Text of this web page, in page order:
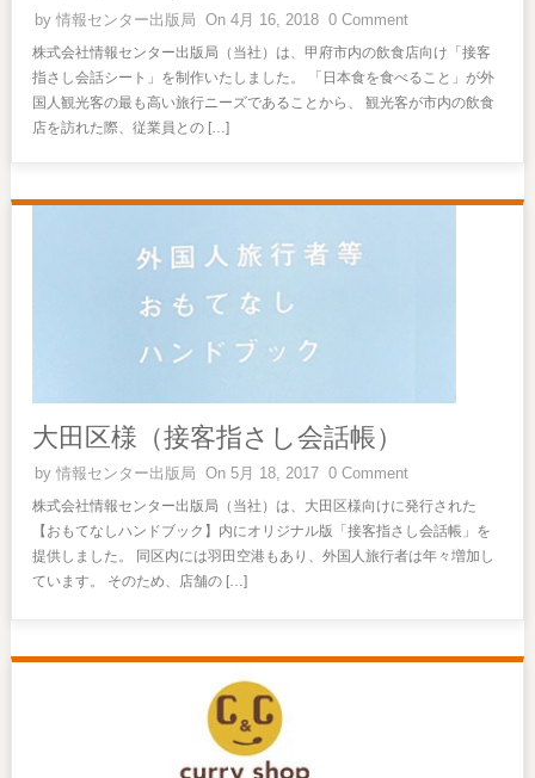
by情報センター出版局 On 4月 16, 2018 0 Comment
株式会社情報センター出版局（当社）は、甲府市内の飲食店向け「接客
指さし会話シート」を制作いたしました。 「日本食を食べること」が外
国人観光客の最も高い旅行ニーズであることから、 観光客が市内の飲食
店を訪れた際、従業員との […]
大田区様（接客指さし会話帳）
by情報センター出版局 On 5月 18, 2017 0 Comment
株式会社情報センター出版局（当社）は、大田区様向けに発行された
【おもてなしハンドブック】内にオリジナル版「接客指さし会話帳」を
提供しました。 同区内には羽田空港もあり、外国人旅行者は年々増加し
ています。 そのため、店舗の […]